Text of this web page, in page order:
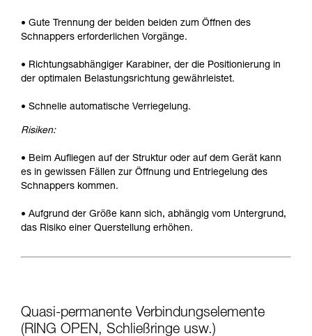
• Gute Trennung der beiden beiden zum Öffnen des
Schnappers erforderlichen Vorgänge.
• Richtungsabhängiger Karabiner, der die Positionierung in
der optimalen Belastungsrichtung gewährleistet.
• Schnelle automatische Verriegelung.
Risiken:
• Beim Aufliegen auf der Struktur oder auf dem Gerät kann
es in gewissen Fällen zur Öffnung und Entriegelung des
Schnappers kommen.
• Aufgrund der Größe kann sich, abhängig vom Untergrund,
das Risiko einer Querstellung erhöhen.
Quasi-permanente Verbindungselemente
(RING OPEN, Schließringe usw.)